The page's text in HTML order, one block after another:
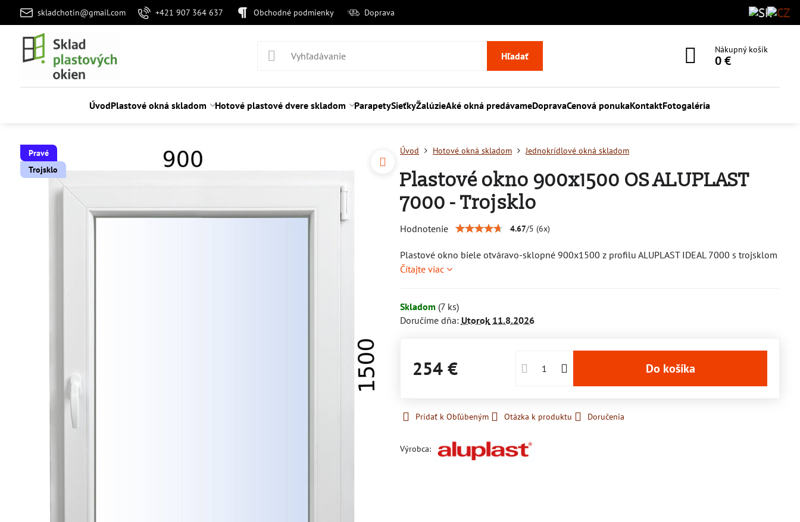
skladchotin@gmail.com +421 907 364 637 Obchodné podmienky Doprava
Hľadať
Nákupný košík
0 €
ÚvodPlastové okná skladom Hotové plastové dvere skladom ParapetySieťkyŽalúzieAké okná predávameDopravaCenová ponukaKontaktFotogaléria
Pravé
Trojsklo
Úvod Hotové okná skladom Jednokrídlové okná skladom
Plastové okno 900x1500 OS ALUPLAST
7000 - Trojsklo
Hodnotenie 4.67/5 (6x)
Plastové okno biele otváravo-sklopné 900x1500 z profilu ALUPLAST IDEAL 7000 s trojsklom
Čítajte viac
Skladom (7ks)
Doručíme dňa: Utorok11.8.2026
254 € Do košíka
Pridať k Obľúbeným Otázka k produktu Doručenia
Výrobca: